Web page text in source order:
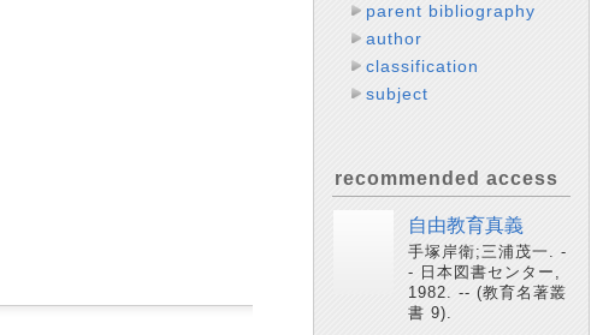
parent bibliography
author
classification
subject
recommended access
自由教育真義
手塚岸衛;三浦茂一. -
- 日本図書センター,
1982. -- (教育名著叢
書 9).